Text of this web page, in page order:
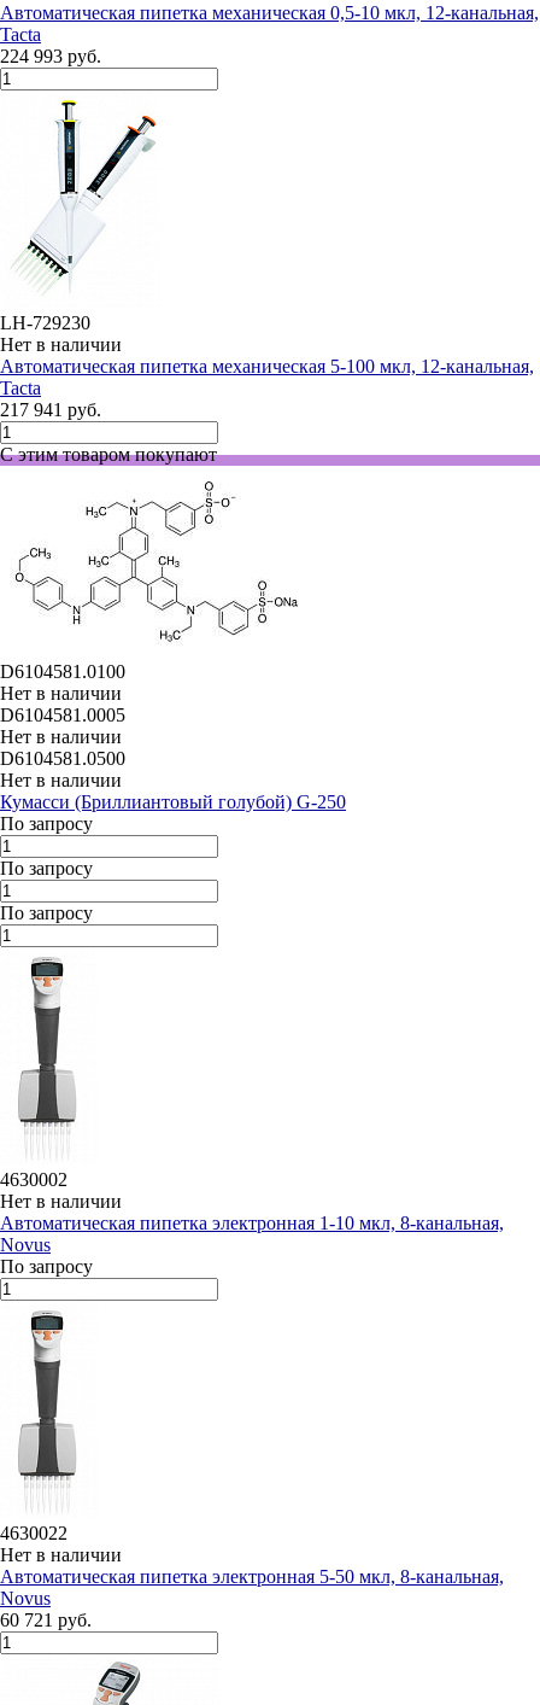
Автоматическая пипетка механическая 0,5-10 мкл, 12-канальная,
Tacta
224 993 руб.
LH-729230
Нет в наличии
Автоматическая пипетка механическая 5-100 мкл, 12-канальная,
Tacta
217 941 руб.
С этим товаром покупают
D6104581.0100
Нет в наличии
D6104581.0005
Нет в наличии
D6104581.0500
Нет в наличии
Кумасси (Бриллиантовый голубой) G-250
По запросу
По запросу
По запросу
4630002
Нет в наличии
Автоматическая пипетка электронная 1-10 мкл, 8-канальная,
Novus
По запросу
4630022
Нет в наличии
Автоматическая пипетка электронная 5-50 мкл, 8-канальная,
Novus
60 721 руб.